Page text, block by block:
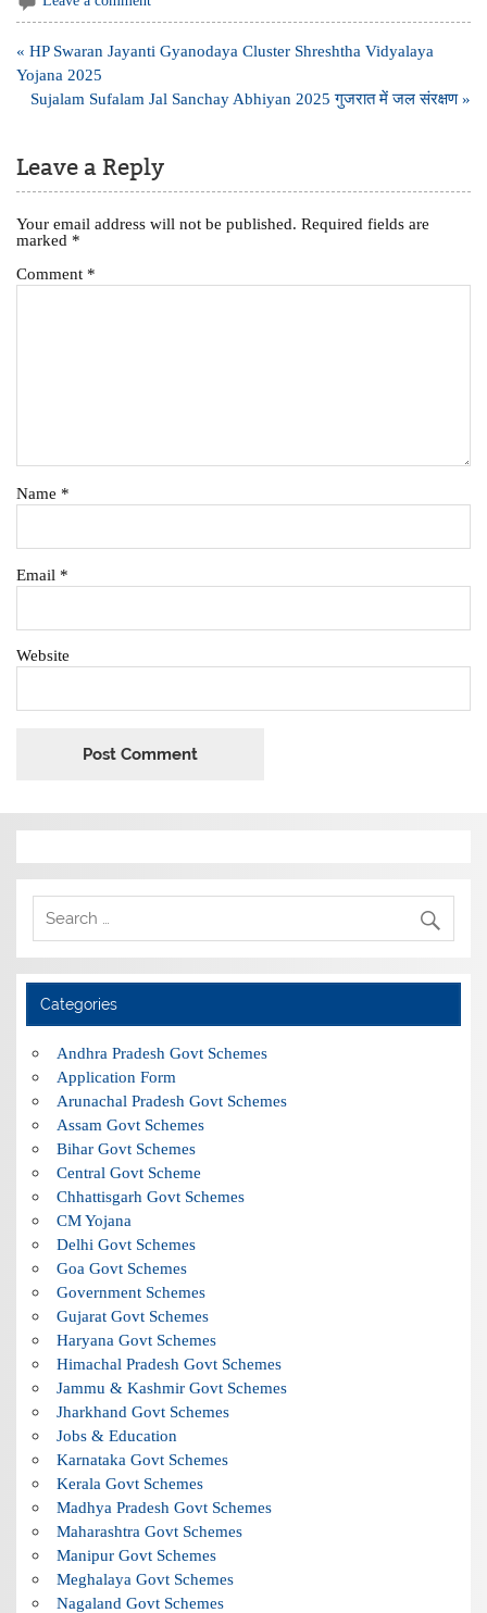
Post
navigation
« HP Swaran Jayanti Gyanodaya Cluster Shreshtha Vidyalaya
Yojana 2025
Sujalam Sufalam Jal Sanchay Abhiyan 2025 गुजरात में जल संरक्षण »
Leave a Reply
Your email address will not be published. Required fields are
marked *
Comment *
Name *
Email *
Website
Categories
Andhra Pradesh Govt Schemes
Application Form
Arunachal Pradesh Govt Schemes
Assam Govt Schemes
Bihar Govt Schemes
Central Govt Scheme
Chhattisgarh Govt Schemes
CM Yojana
Delhi Govt Schemes
Goa Govt Schemes
Government Schemes
Gujarat Govt Schemes
Haryana Govt Schemes
Himachal Pradesh Govt Schemes
Jammu & Kashmir Govt Schemes
Jharkhand Govt Schemes
Jobs & Education
Karnataka Govt Schemes
Kerala Govt Schemes
Madhya Pradesh Govt Schemes
Maharashtra Govt Schemes
Manipur Govt Schemes
Meghalaya Govt Schemes
Nagaland Govt Schemes